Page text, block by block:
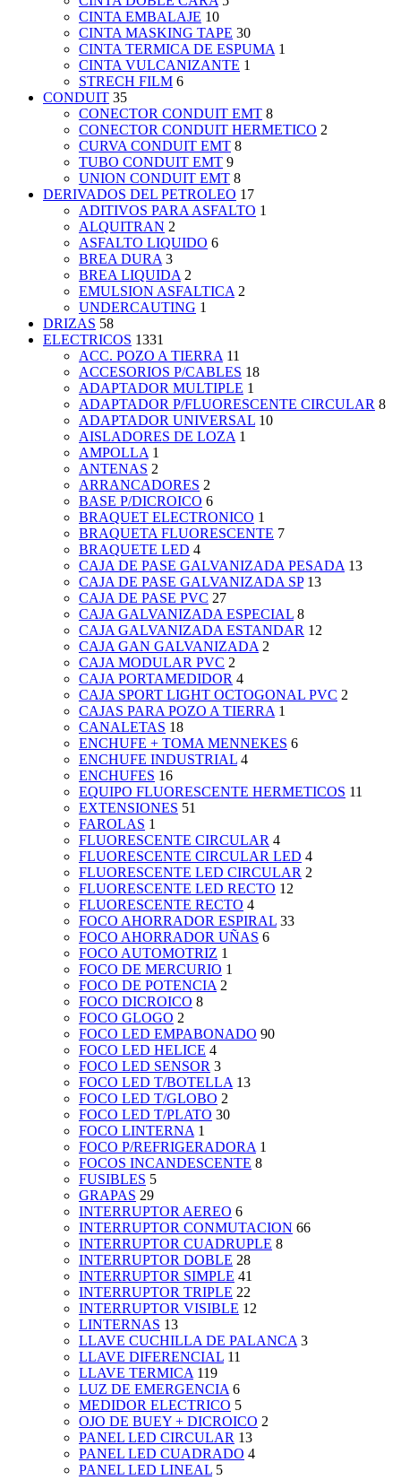
CINTA EMBALAJE 10
CINTA MASKING TAPE 30
CINTA TERMICA DE ESPUMA 1
CINTA VULCANIZANTE 1
STRECH FILM 6
CONDUIT 35
CONECTOR CONDUIT EMT 8
CONECTOR CONDUIT HERMETICO 2
CURVA CONDUIT EMT 8
TUBO CONDUIT EMT 9
UNION CONDUIT EMT 8
DERIVADOS DEL PETROLEO 17
ADITIVOS PARA ASFALTO 1
ALQUITRAN 2
ASFALTO LIQUIDO 6
BREA DURA 3
BREA LIQUIDA 2
EMULSION ASFALTICA 2
UNDERCAUTING 1
DRIZAS 58
ELECTRICOS 1331
ACC. POZO A TIERRA 11
ACCESORIOS P/CABLES 18
ADAPTADOR MULTIPLE 1
ADAPTADOR P/FLUORESCENTE CIRCULAR 8
ADAPTADOR UNIVERSAL 10
AISLADORES DE LOZA 1
AMPOLLA 1
ANTENAS 2
ARRANCADORES 2
BASE P/DICROICO 6
BRAQUET ELECTRONICO 1
BRAQUETA FLUORESCENTE 7
BRAQUETE LED 4
CAJA DE PASE GALVANIZADA PESADA 13
CAJA DE PASE GALVANIZADA SP 13
CAJA DE PASE PVC 27
CAJA GALVANIZADA ESPECIAL 8
CAJA GALVANIZADA ESTANDAR 12
CAJA GAN GALVANIZADA 2
CAJA MODULAR PVC 2
CAJA PORTAMEDIDOR 4
CAJA SPORT LIGHT OCTOGONAL PVC 2
CAJAS PARA POZO A TIERRA 1
CANALETAS 18
ENCHUFE + TOMA MENNEKES 6
ENCHUFE INDUSTRIAL 4
ENCHUFES 16
EQUIPO FLUORESCENTE HERMETICOS 11
EXTENSIONES 51
FAROLAS 1
FLUORESCENTE CIRCULAR 4
FLUORESCENTE CIRCULAR LED 4
FLUORESCENTE LED CIRCULAR 2
FLUORESCENTE LED RECTO 12
FLUORESCENTE RECTO 4
FOCO AHORRADOR ESPIRAL 33
FOCO AHORRADOR UÑAS 6
FOCO AUTOMOTRIZ 1
FOCO DE MERCURIO 1
FOCO DE POTENCIA 2
FOCO DICROICO 8
FOCO GLOGO 2
FOCO LED EMPABONADO 90
FOCO LED HELICE 4
FOCO LED SENSOR 3
FOCO LED T/BOTELLA 13
FOCO LED T/GLOBO 2
FOCO LED T/PLATO 30
FOCO LINTERNA 1
FOCO P/REFRIGERADORA 1
FOCOS INCANDESCENTE 8
FUSIBLES 5
GRAPAS 29
INTERRUPTOR AEREO 6
INTERRUPTOR CONMUTACION 66
INTERRUPTOR CUADRUPLE 8
INTERRUPTOR DOBLE 28
INTERRUPTOR SIMPLE 41
INTERRUPTOR TRIPLE 22
INTERRUPTOR VISIBLE 12
LINTERNAS 13
LLAVE CUCHILLA DE PALANCA 3
LLAVE DIFERENCIAL 11
LLAVE TERMICA 119
LUZ DE EMERGENCIA 6
MEDIDOR ELECTRICO 5
OJO DE BUEY + DICROICO 2
PANEL LED CIRCULAR 13
PANEL LED CUADRADO 4
PANEL LED LINEAL 5